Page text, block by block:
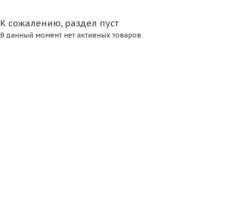
К сожалению, раздел пуст
В данный момент нет активных товаров